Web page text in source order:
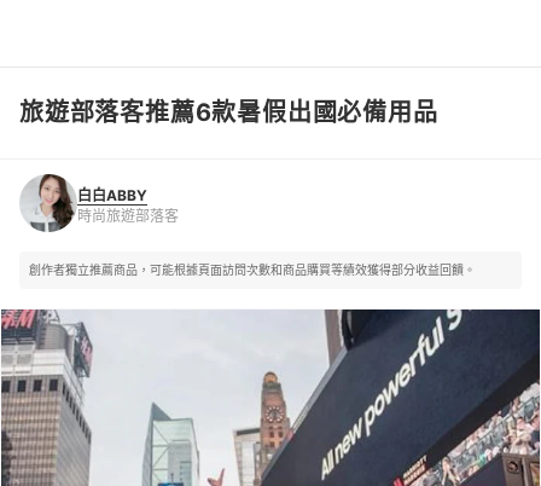
白白ABBY
時尚旅遊部落客
旅遊部落客推薦6款暑假出國必備用品
白白ABBY
時尚旅遊部落客
創作者獨立推薦商品，可能根據頁面訪問次數和商品購買等績效獲得部分收益回饋。